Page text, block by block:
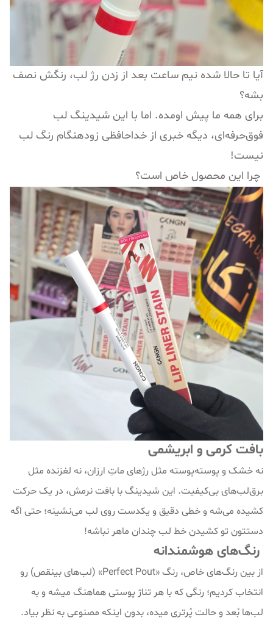
آیا تا حالا شده نیم ساعت بعد از زدن رژ لب، رنگش نصف
بشه؟
برای همه ما پیش اومده. اما با این شیدینگ لب
فوق‌حرفه‌ای، دیگه خبری از خداحافظی زودهنگام رنگ لب
نیست!
چرا این محصول خاص است؟
بافت کرمی و ابریشمی
نه خشک و پوسته‌پوسته مثل رژهای ماتِ ارزان، نه لغزنده مثل
برق‌لب‌های بی‌کیفیت. این شیدینگ با بافت نرمش، در یک حرکت
کشیده می‌شه و خطی دقیق و یکدست روی لب می‌نشینه؛ حتی اگه
دستتون تو کشیدن خط لب چندان ماهر نباشه!
رنگ‌های هوشمندانه
از بین رنگ‌های خاص، رنگ «Perfect Pout» (لب‌های بینقص) رو
انتخاب کردیم؛ رنگی که با هر تناژ پوستی هماهنگ میشه و به
لب‌ها بُعد و حالت پُرتری میده، بدون اینکه مصنوعی به نظر بیاد.